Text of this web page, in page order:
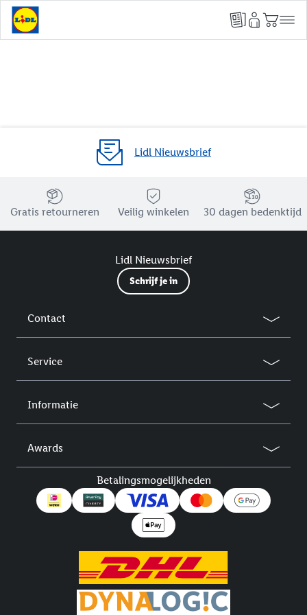
Lidl Nieuwsbrief
Jouw voordelen bij ons als Lidl webshop klant
Gratis retourneren
Veilig winkelen 30 dagen bedenktijd
Lidl Nieuwsbrief
Schrijf je in
Contact
Service
Informatie
Awards
Betalingsmogelijkheden